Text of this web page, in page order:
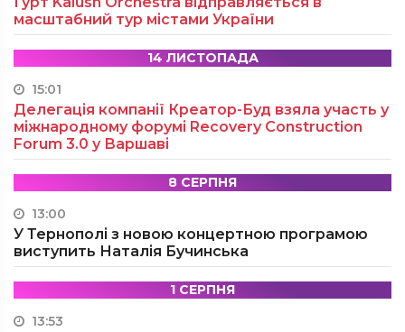
масштабний тур містами України
14 ЛИСТОПАДА
15:01
Делегація компанії Креатор-Буд взяла участь у
міжнародному форумі Recovery Construction
Forum 3.0 у Варшаві
8 СЕРПНЯ
13:00
У Тернополі з новою концертною програмою
виступить Наталія Бучинська
1 СЕРПНЯ
13:53